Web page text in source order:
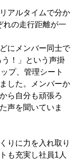
アルタイムで分か
れの走行距離が一
にメンバー同士で
う！」という声掛
プ、管理シート
した。メンバーか
ら自分も頑張ろ
声を聞いていま
りに力を入れ取り
も充実し社員1人